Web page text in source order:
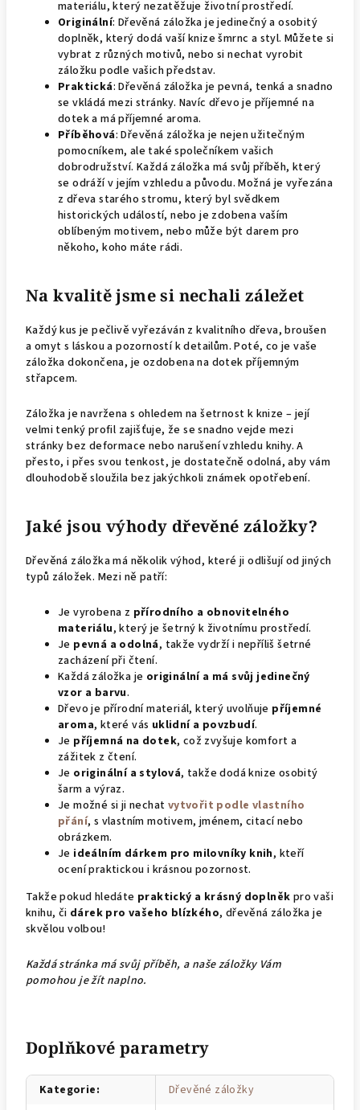
materiálu, který nezatěžuje životní prostředí.
Originální: Dřevěná záložka je jedinečný a osobitý
doplněk, který dodá vaší knize šmrnc a styl. Můžete si
vybrat z různých motivů, nebo si nechat vyrobit
záložku podle vašich představ.
Praktická: Dřevěná záložka je pevná, tenká a snadno
se vkládá mezi stránky. Navíc dřevo je příjemné na
dotek a má příjemné aroma.
Příběhová: Dřevěná záložka je nejen užitečným
pomocníkem, ale také společníkem vašich
dobrodružství. Každá záložka má svůj příběh, který
se odráží v jejím vzhledu a původu. Možná je vyřezána
z dřeva starého stromu, který byl svědkem
historických událostí, nebo je zdobena vaším
oblíbeným motivem, nebo může být darem pro
někoho, koho máte rádi.
Na kvalitě jsme si nechali záležet
Každý kus je pečlivě vyřezáván z kvalitního dřeva, broušen
a omyt s láskou a pozorností k detailům. Poté, co je vaše
záložka dokončena, je ozdobena na dotek příjemným
střapcem.
Záložka je navržena s ohledem na šetrnost k knize – její
velmi tenký profil zajišťuje, že se snadno vejde mezi
stránky bez deformace nebo narušení vzhledu knihy. A
přesto, i přes svou tenkost, je dostatečně odolná, aby vám
dlouhodobě sloužila bez jakýchkoli známek opotřebení.
Jaké jsou výhody dřevěné záložky?
Dřevěná záložka má několik výhod, které ji odlišují od jiných
typů záložek. Mezi ně patří:
Je vyrobena z přírodního a obnovitelného
materiálu, který je šetrný k životnímu prostředí.
Je pevná a odolná, takže vydrží i nepříliš šetrné
zacházení při čtení.
Každá záložka je originální a má svůj jedinečný
vzor a barvu.
Dřevo je přírodní materiál, který uvolňuje příjemné
aroma, které vás uklidní a povzbudí.
Je příjemná na dotek, což zvyšuje komfort a
zážitek z čtení.
Je originální a stylová, takže dodá knize osobitý
šarm a výraz.
Je možné si ji nechat vytvořit podle vlastního
přání, s vlastním motivem, jménem, citací nebo
obrázkem.
Je ideálním dárkem pro milovníky knih, kteří
ocení praktickou i krásnou pozornost.
Takže pokud hledáte praktický a krásný doplněk pro vaši
knihu, či dárek pro vašeho blízkého, dřevěná záložka je
skvělou volbou!
Každá stránka má svůj příběh, a naše záložky Vám
pomohou je žít naplno.
Doplňkové parametry
Kategorie:
Dřevěné záložky